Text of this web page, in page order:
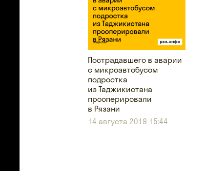
Пострадавшего в аварии
с микроавтобусом
подростка
из Таджикистана
прооперировали
в Рязани
14 августа 2019 15:44